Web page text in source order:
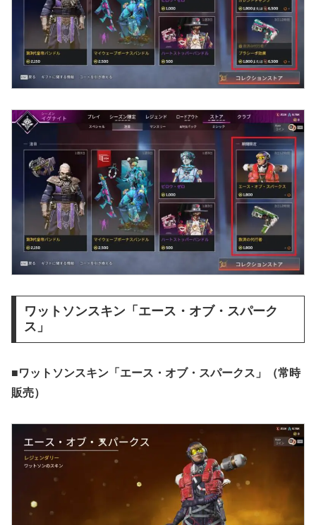
ワットソンスキン「エース・オブ・スパーク
ス」
■ワットソンスキン「エース・オブ・スパークス」（常時
販売）